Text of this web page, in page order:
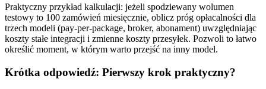
Praktyczny przykład kalkulacji: jeżeli spodziewany wolumen
testowy to 100 zamówień miesięcznie, oblicz próg opłacalności dla
trzech modeli (pay-per-package, broker, abonament) uwzględniając
koszty stałe integracji i zmienne koszty przesyłek. Pozwoli to łatwo
określić moment, w którym warto przejść na inny model.
Krótka odpowiedź: Pierwszy krok praktyczny?